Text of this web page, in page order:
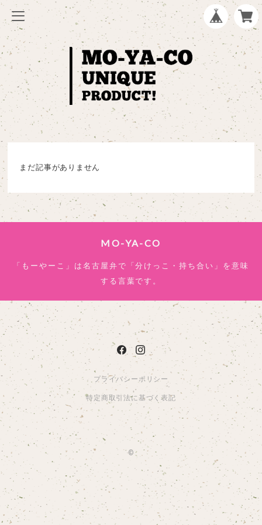
まだ記事がありません
MO-YA-CO
「もーやーこ」は名古屋弁で「分けっこ・持ち合い」を意味
する言葉です。
プライバシーポリシー
特定商取引法に基づく表記
©